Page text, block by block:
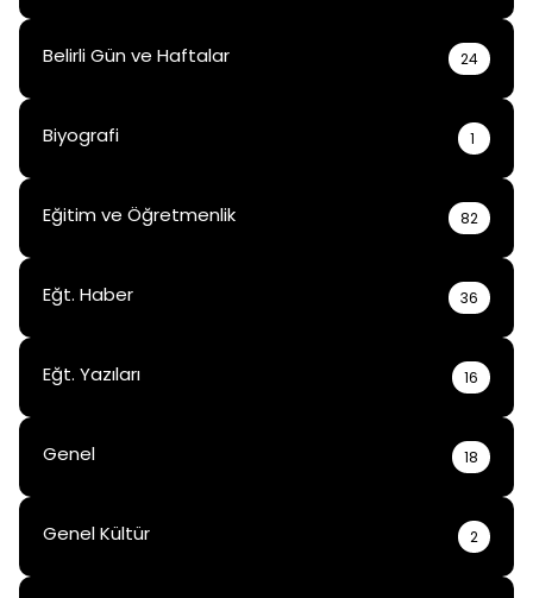
Belirli Gün ve Haftalar 24
Biyografi 1
Eğitim ve Öğretmenlik 82
Eğt. Haber 36
Eğt. Yazıları 16
Genel 18
Genel Kültür 2